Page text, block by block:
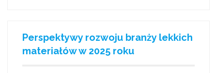
Perspektywy rozwoju branży lekkich
materiałów w 2025 roku